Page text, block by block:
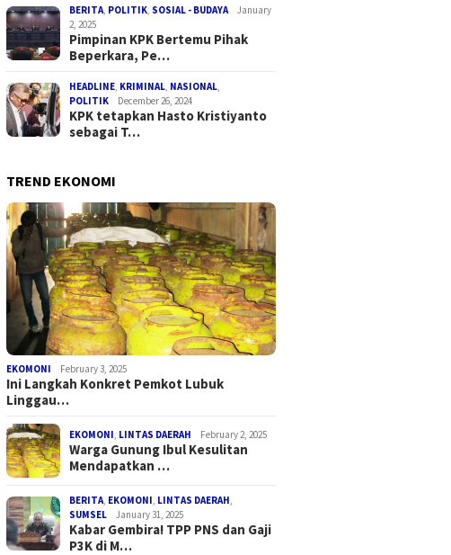
BERITA, POLITIK, SOSIAL - BUDAYA
January
2, 2025
Pimpinan KPK Bertemu Pihak
Beperkara, Pe…
HEADLINE, KRIMINAL, NASIONAL,
POLITIK
December 26, 2024
KPK tetapkan Hasto Kristiyanto
sebagai T…
TREND EKONOMI
EKOMONI February 3, 2025
Ini Langkah Konkret Pemkot Lubuk
Linggau…
EKOMONI LINTAS DAERAH February 2, 2025
Warga Gunung Ibul Kesulitan
Mendapatkan …
BERITA EKOMONI LINTAS DAERAH
SUMSEL
January 31, 2025
Kabar Gembira! TPP PNS dan Gaji
P3K di M…